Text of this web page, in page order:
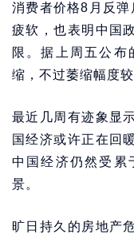
消费者价格8月反
疲软，也表明中国
限。据上周五公布
缩，不过萎缩幅度较
最近几周有迹象显
国经济或许正在回
中国经济仍然受累
景。
旷日持久的房地产